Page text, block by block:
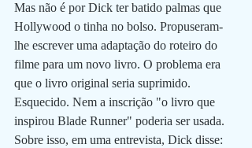
Mas não é por Dick ter batido palmas que
Hollywood o tinha no bolso. Propuseram-
lhe escrever uma adaptação do roteiro do
filme para um novo livro. O problema era
que o livro original seria suprimido.
Esquecido. Nem a inscrição "o livro que
inspirou Blade Runner" poderia ser usada.
Sobre isso, em uma entrevista, Dick disse: